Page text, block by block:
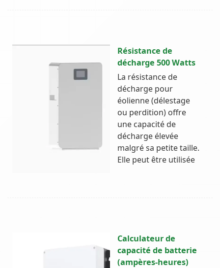
Résistance de
décharge 500 Watts
La résistance de
décharge pour
éolienne (délestage
ou perdition) offre
une capacité de
décharge élevée
malgré sa petite taille.
Elle peut être utilisée
Calculateur de
capacité de batterie
(ampères-heures)